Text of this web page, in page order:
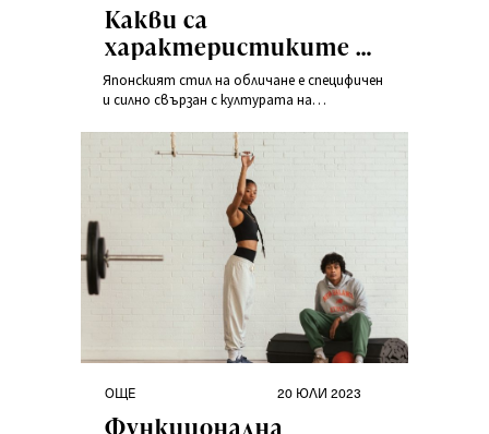
Какви са
характеристиките на
японския моден стил?
Японският стил на обличане е специфичен
и силно свързан с културата на
както и субкултурите. Всичко това води
до истинска смесица, която е
разпознаваема в целия свят.
OЩЕ 20 ЮЛИ 2023
Функционалнa